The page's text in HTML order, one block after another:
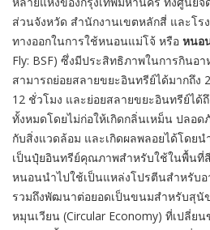
ส่วนจังหวัด สำนักงานเขตหลักสี่ และโ
ทางออกในการใช้หนอนแม่โจ้ หรือ หนอ
Fly: BSF) ซึ่งมีประสิทธิภาพในการกินอา
สามารถย่อยสลายขยะอินทรีย์ได้มากถึง
12 ชั่วโมง และย่อยสลายขยะอินทรีย์ได้
ทั้งหมดโดยไม่ก่อให้เกิดกลิ่นเหม็น ปลอด
กับสิ่งแวดล้อม และเกิดผลพลอยได้โดย
เป็นปุ๋ยอินทรีย์คุณภาพสำหรับใช้ในพื้นที่
หนอนนำไปใช้เป็นแหล่งโปรตีนสำหรับ
รวมถึงพัฒนาต่อยอดเป็นขนมสำหรับสุนั
หมุนเวียน (Circular Economy) ที่เปลี่ย